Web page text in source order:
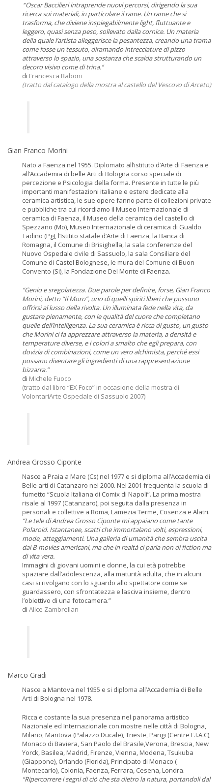
‘‘Oscar Baccilieri intraprende nuovi percorsi, dirigendo la sua
ricerca sui materiali, in particolare il rame. Un rame che si
trasforma, che diviene inspiegabilmente light, fluttuante e
leggero, quasi senza peso, sollevato dalla cornice. Un materia
della quale l’artista alleggerisce la pesantezza, creando una trama
come fosse un tessuto, diramando intrecciature di pizzo
attraverso lo spazio, una sostanza che scalda strutturando un
decoro visivo come di trina.‘‘
di Francesca Baboni
(tratto dal catalogo della mostra al castello del Vescovo di Arceto)
Gian Franco Morini
Nato a Faenza nel 1955. Diplomato all’istituto d’Arte di Faenza e
all’Accademia di belle Arti di Bologna corso speciale di
percezione e Psicologia della forma. Presente in tutte le più
importanti manifestazioni italiane e estere dedicate alla
ceramica artistica, le sue opere fanno parte di collezioni private
e pubbliche tra cui ricordiamo il Museo Internazionale di
ceramica di Faenza, il Museo della ceramica del castello di
Spezzano (Mo), Museo Internazionale di ceramica di Gualdo
Tadino (Pg), l’Istitito statale d’Arte di Faenza, la Banca di
Romagna, il Comune di Brisighella, la sala conferenze del
Nuovo Ospedale civile di Sassuolo, la sala Consiliare del
Comune di Castel Bolognese, le mura del Comune di Buon
Convento (Si), la Fondazione Del Monte di Faenza.
“Genio e sregolatezza. Due parole per definire, forse, Gian Franco
Morini, detto “Il Moro”, uno di quelli spiriti liberi che possono
offrirsi al lusso della rivolta. Un illuminata fede nella vita, da
gustare pienamente, con le qualità del cuore che completano
quelle dell’intelligenza. La sua ceramica è ricca di gusto, un gusto
che Morini ci fa apprezzare attraverso la materia, a densità e
temperature diverse, e i colori a smalto che egli prepara, con
dovizia di combinazioni, come un vero alchimista, perché essi
possano diventare gli ingredienti di una rappresentazione
bizzarra.”
di Michele Fuoco
(tratto dal libro “EX Foco” in occasione della mostra di
VolontariArte Ospedale di Sassuolo 2007)
Andrea Grosso Ciponte
Nasce a Praia a Mare (Cs) nel 1977 e si diploma all’Accademia di
Belle arti di Catanzaro nel 2000. Nel 2001 frequenta la scuola di
fumetto “Scuola Italiana di Comix di Napoli”. La prima mostra
risale al 1997 (Catanzaro), poi seguita dalla presenza in
personali e collettive a Roma, Lamezia Terme, Cosenza e Alatri.
“Le tele di Andrea Grosso Ciponte mi appaiano come tante
Polaroid. Istantanee, scatti che immortalano volti, espressioni,
mode, atteggiamenti. Una galleria di umanità che sembra uscita
dai B-movies americani, ma che in realtà ci parla non di fiction ma
di vita vera.
Immagini di giovani uomini e donne, la cui età potrebbe
spaziare dall’adolescenza, alla maturità adulta, che in alcuni
casi si rivolgano con lo sguardo allo spettatore come se
guardassero, con sfrontatezza e lasciva insieme, dentro
l’obiettivo di una fotocamera.”
di Alice Zambrellan
Marco Gradi
Nasce a Mantova nel 1955 e si diploma all’Accademia di Belle
Arti di Bologna nel 1978.
Ricca e costante la sua presenza nel panorama artistico
Nazionale ed Internazionale con mostre nelle città di Bologna,
Milano, Mantova (Palazzo Ducale), Trieste, Parigi (Centre F.I.A.C),
Monaco di Baviera, San Paolo del Brasile,Verona, Brescia, New
Yorck, Basilea, Madrid, Firenze, Vienna, Modena, Tsukuba
(Giappone), Orlando (Florida), Principato di Monaco (
Montecarlo), Colonia, Faenza, Ferrara, Cesena, Londra.
“Ripercorrere i segni di ciò che sta dietro la natura, portandoli dal